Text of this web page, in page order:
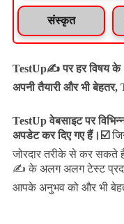
संस्कृत
TestUp✍️ पर हर विषय
अपनी तैयारी और भी
TestUp वेबसाइट पर
अपडेट कर दिए गए हैं। ☑️
जोरदार तरीके से कर सकते
✍️ के अलग अलग टेस्ट
आपके अनुभव को और भी